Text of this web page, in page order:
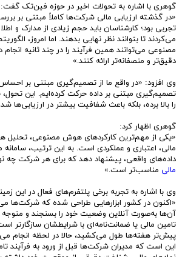
گوهری با اشاره به تحولات اخیر در حوزه فین‌تک گفت:
«در گذشته ارزیابی مالی شرکت‌ها کاملاً مبتنی بر
تجربی بود؛ کارشناسان باید حجم زیادی از مدارک و
می‌کردند تا بتوانند نظر نهایی بدهند. اما امروز،
مصنوعی می‌توانند همین فرآیند را در چند ثانیه
دقیق‌تر و منصفانه‌تر ارائه کنند.»
وی افزود: «در واقع ما از تصمیم‌گیری مبتنی بر
تصمیم‌گیری مبتنی بر داده حرکت کرده‌ایم. این تحول،
را بالا برده، بلکه باعث شفافیت بیشتر در ارزیابی‌ها
گوهری اظهار کرد:
«یکی از مهم‌ترین کارکردهای هوش مصنوعی،
مالی، اعتباری و عملکردی است. به این ترتیب،
داده‌های واقعی، پیشنهاد دهد که برای هر شرکت چه
مالی مناسب‌تر است.»
وی با اشاره به تجربه برخی پلتفرم‌های فعال در این
«اکنون در کشور ابزارهایی طراحی شده که شرکت‌ها
آن‌ها به‌صورت آنلاین وضعیت خود را بسنجند و متوجه
تامین مالی یا ضمانت‌نامه‌ای با شرایطشان سازگارتر
پیش‌تر هفته‌ها طول می‌کشید، حالا در لحظه انجام
این است که مدیران شرکت‌ها قبل از ورود به فرآیند